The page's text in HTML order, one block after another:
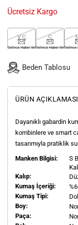
Ücretsiz Kargo
XS
Gelince Haber Ver
S
Gelince Haber VerGelince
Beden Tablosu
ÜRÜN AÇIKLAMASI
Dayanıklı gabardin
kombinlere ve smart
tasarımıyla pratiklik
Manken Bilgisi:
S
Kalıp:
Kumaş İçeriği:
Kumaş Tipi:
Boy:
Paça: